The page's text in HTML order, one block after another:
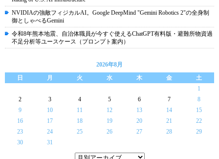
NVIDIAの強敵フィジカルAI。Google DeepMind "Gemini Robotics 2"の全身制
御としゃべるGemini
令和8年熊本地震、自治体職員が今すぐ使えるChatGPT有料版・避難所物資過
不足分析等ユースケース（プロンプト案内）
2026年8月
日
月 火 水 木 金
土
1
2
3 4 5 6 7
8
9
10 11 12 13 14
15
16
17 18 19 20 21
22
23
24 25 26 27 28
29
30
31